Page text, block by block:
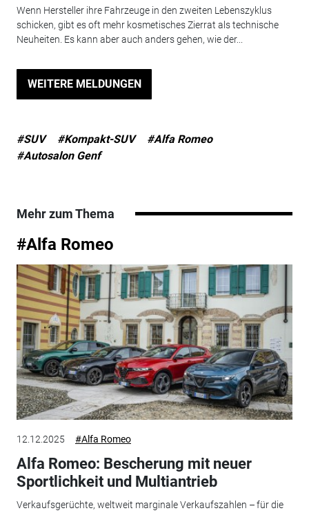
Wenn Hersteller ihre Fahrzeuge in den zweiten Lebenszyklus
schicken, gibt es oft mehr kosmetisches Zierrat als technische
Neuheiten. Es kann aber auch anders gehen, wie der...
WEITERE MELDUNGEN
#SUV #Kompakt-SUV
#Alfa Romeo
#Autosalon Genf
Mehr zum Thema
#Alfa Romeo
12.12.2025 #Alfa Romeo
Alfa Romeo: Bescherung mit neuer
Sportlichkeit und Multiantrieb
Verkaufsgerüchte, weltweit marginale Verkaufszahlen – für die